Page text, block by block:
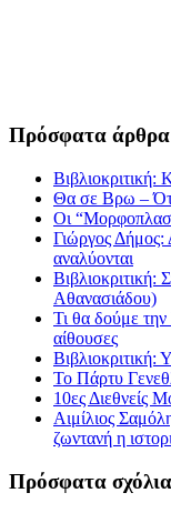
Πρόσφατα άρθρα
Θα σε Βρω –
Οι
Γιώργος Δήμος:
αναλύονται
Βιβλιοκριτική:
Αθανασιάδου)
Τι θα δούμε την
αίθουσες
Το Πάρτυ
10ες Διεθνείς
Αιμίλιος
ζωντανή η
Πρόσφατα σχόλια